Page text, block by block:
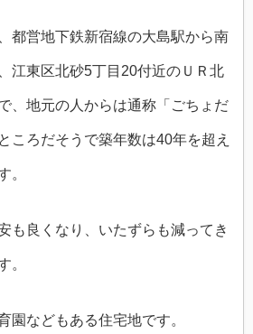
都営地下鉄新宿線の大島駅から南
江東区北砂5丁目20付近のＵＲ北
、地元の人からは通称「ごちょだ
ころだそうで築年数は40年を超え
。
も良くなり、いたずらも減ってき
。
園などもある住宅地です。